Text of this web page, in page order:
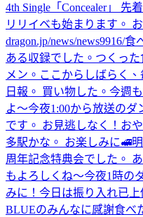
4th Single「Concealer」 先
リリイベも始まります。
dragon.jp/news/news9916/食
ある収録でした。 つくった
メン。 ここからしばらく
日報。 買い物した。 今週
よ〜今夜1:00から放送のダ
です。 お見逃しなく！ お
多駅かな。 お楽しみに🚅
周年記念特典会でした。
もよろしくね〜今夜1時の
みに！ 今日は振り入れ已上
BLUEのみんなに感謝食べ